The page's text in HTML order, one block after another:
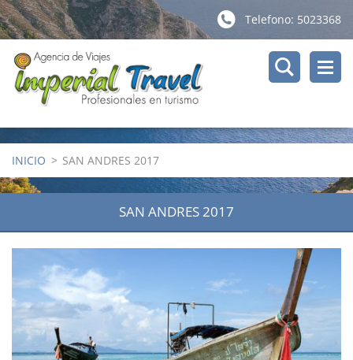
Telefono: 5023368
INICIO > SAN ANDRES 2017
SAN ANDRES 2017